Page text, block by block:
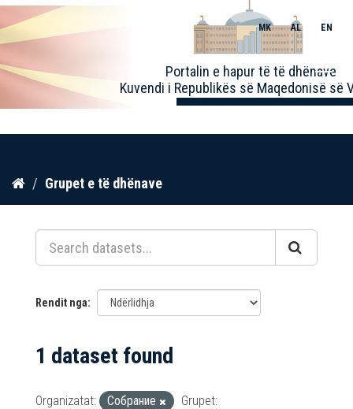
Kalo
përmbajtja
Portalin e hapur të të dhënave
Kuvendi i Republikës së Maqedonisë së
MK AL EN
Toggle
Grupet e të dhënave
Rendit nga
1 dataset found
Organizatat: Собрание
Grupet: